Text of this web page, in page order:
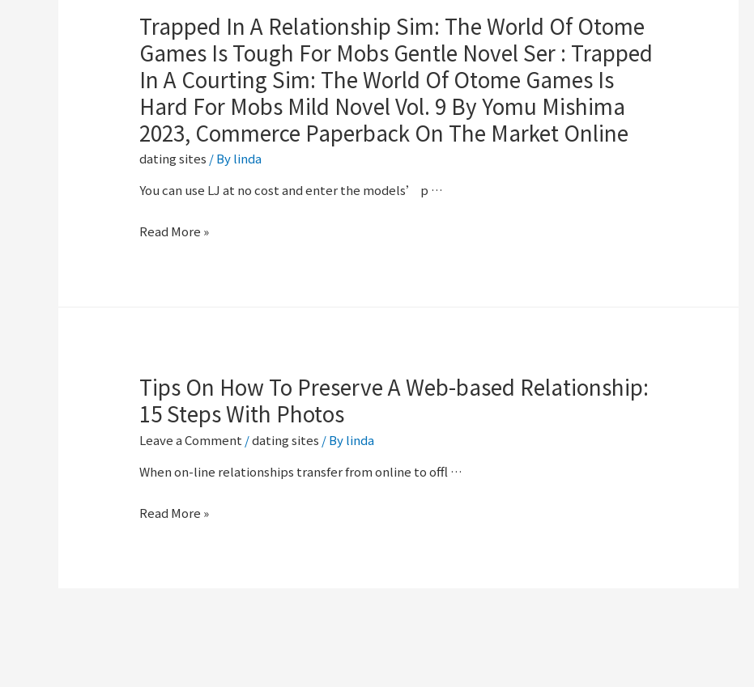
Trapped In A Relationship Sim: The World Of Otome
Games Is Tough For Mobs Gentle Novel Ser : Trapped
In A Courting Sim: The World Of Otome Games Is
Hard For Mobs Mild Novel Vol. 9 By Yomu Mishima
2023, Commerce Paperback On The Market Online
dating sites / Bylinda
You can use LJ at no cost and enter the models’ p …
Read More »
Tips On How To Preserve A Web-based Relationship:
15 Steps With Photos
Leave a Comment /dating sites / Bylinda
When on-line relationships transfer from online to offl …
Read More »